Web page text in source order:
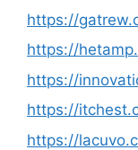
https://
https://
https://
https://
https://